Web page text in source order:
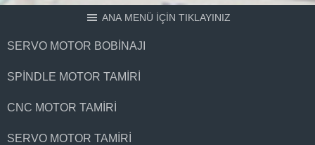
ANA MENÜ İÇİN TIKLAYINIZ
SERVO MOTOR BOBINAJI
SPINDLE MOTOR TAMIRI
CNC MOTOR TAMIRI
SERVO MOTOR TAMIRI